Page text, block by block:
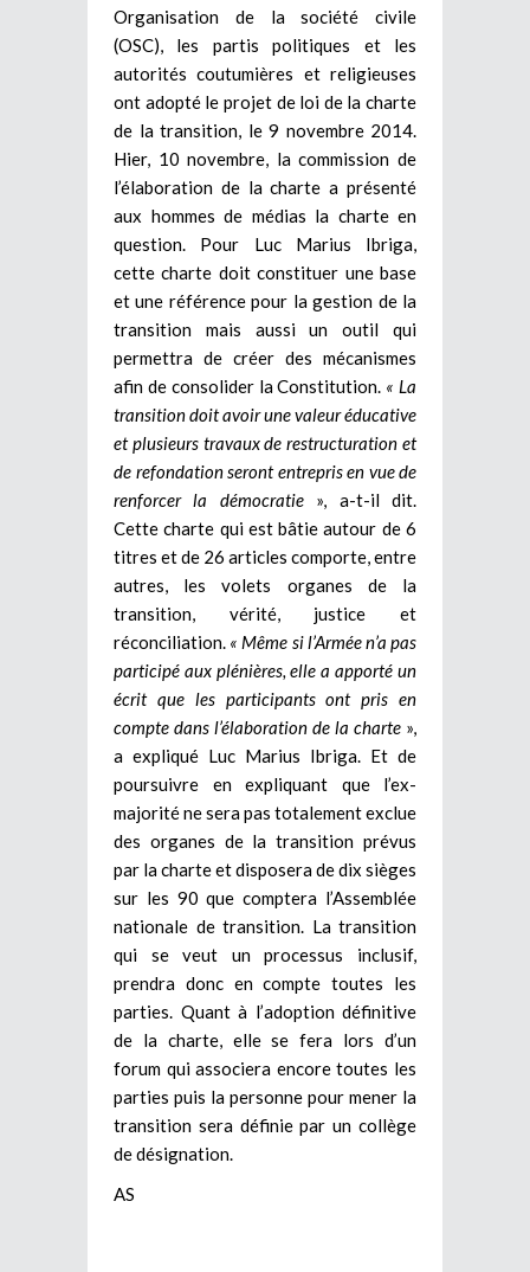
Organisation de la société civile
(OSC), les partis politiques et les
autorités coutumières et religieuses
ont adopté le projet de loi de la charte
de la transition, le 9 novembre 2014.
Hier, 10 novembre, la commission de
l’élaboration de la charte a présenté
aux hommes de médias la charte en
question. Pour Luc Marius Ibriga,
cette charte doit constituer une base
et une référence pour la gestion de la
transition mais aussi un outil qui
permettra de créer des mécanismes
afin de consolider la Constitution. « La
transition doit avoir une valeur éducative
et plusieurs travaux de restructuration et
de refondation seront entrepris en vue de
renforcer la démocratie », a-t-il dit.
Cette charte qui est bâtie autour de 6
titres et de 26 articles comporte, entre
autres, les volets organes de la
transition, vérité, justice et
réconciliation. « Même si l’Armée n’a pas
participé aux plénières, elle a apporté un
écrit que les participants ont pris en
compte dans l’élaboration de la charte »,
a expliqué Luc Marius Ibriga. Et de
poursuivre en expliquant que l’ex-
majorité ne sera pas totalement exclue
des organes de la transition prévus
par la charte et disposera de dix sièges
sur les 90 que comptera l’Assemblée
nationale de transition. La transition
qui se veut un processus inclusif,
prendra donc en compte toutes les
parties. Quant à l’adoption définitive
de la charte, elle se fera lors d’un
forum qui associera encore toutes les
parties puis la personne pour mener la
transition sera définie par un collège
de désignation.
AS